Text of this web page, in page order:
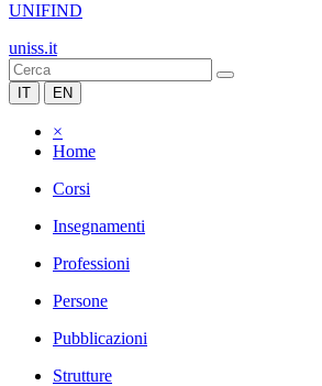
UNIFIND
uniss.it
IT EN
×
Home
Corsi
Insegnamenti
Professioni
Persone
Pubblicazioni
Strutture